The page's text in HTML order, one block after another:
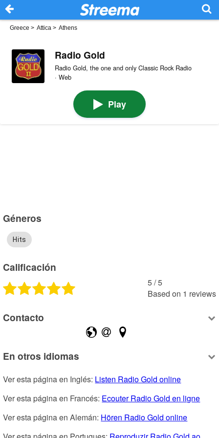
Greece > Attica > Athens
Radio Gold
Radio Gold, the one and only Classic Rock Radio
· Web
Play
Géneros
Hits
Calificación
5 /5
Based on 1 reviews
Contacto
En otros idiomas
Ver esta página en Inglés: Listen Radio Gold online
Ver esta página en Francés: Ecouter Radio Gold en ligne
Ver esta página en Alemán: Hören Radio Gold online